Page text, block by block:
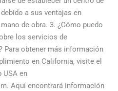
a sus ventajas en
de obra. 3. ¿Cómo puedo
los servicios de
Para obtener más información
en California, visite el
USA en
Aquí encontrará información